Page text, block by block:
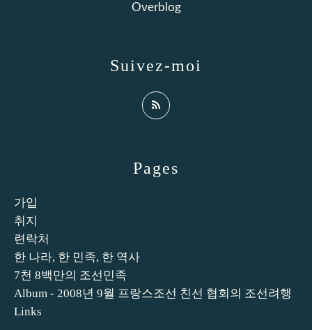
Pages
가입
취지
련락처
한 나라, 한 민족, 한 역사
7천 8백만의 조선민족
Album - 2008년 9월 프랑스조선 친선 협회의 조선려행
Links
Overblog
Suivez-moi